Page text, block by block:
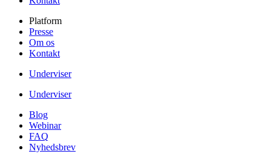
Platform
Presse
Om os
Kontakt
Underviser
Underviser
Blog
Webinar
FAQ
Nyhedsbrev